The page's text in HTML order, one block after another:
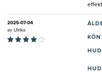
2025-07-04
av Ulrika
KÖN